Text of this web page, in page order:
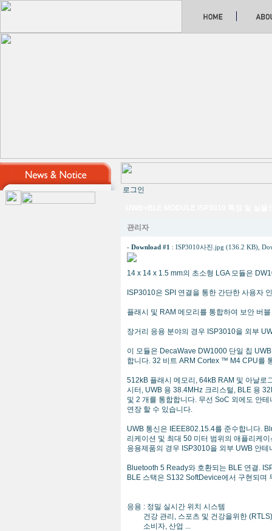
로그인
관리자
- Download #1 : ISP3010사진.jpg (136.2 KB) ,
14 x 14 x 1.5 mm의 초소형 LGA 모듈은
ISP3010은 SPI 연결을 통한 간단한 사용자
플래시 및 RAM 메모리를 통합하여 보안 버
장거리 응용 분야의 경우 ISP3010을 외부
이 모듈은 DecaWave DW1000 단일 칩
합니다. 32 비트 ARM Cortex ™ M4 CPU를
512kB 플래시 메모리, 64kB RAM 및 아날로
시터, UWB 용 38.4MHz 크리스털, BLE 용
및 2 개를 통합합니다. 무선 SoC 외에도 안
연장 할 수 있습니다.
UWB 통신은 IEEE802.15.4를 준수합니다.
리케이션 및 최대 50 미터 범위의 애플리케
응용제품의 경우 ISP3010을 외부 UWB 안
Bluetooth 5 Ready와 호환되는 BLE 연결.
BLE 스택은 S132 SoftDevice에서 구현되며
응용 : 정밀 실시간 위치 시스템
건강 관리, 스포츠 및 건강을위한 (RTLS)
소비자, 산업 ...